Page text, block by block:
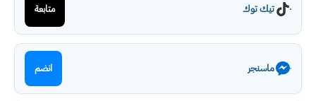
تيك توك متابعة
ماسنجر انضم